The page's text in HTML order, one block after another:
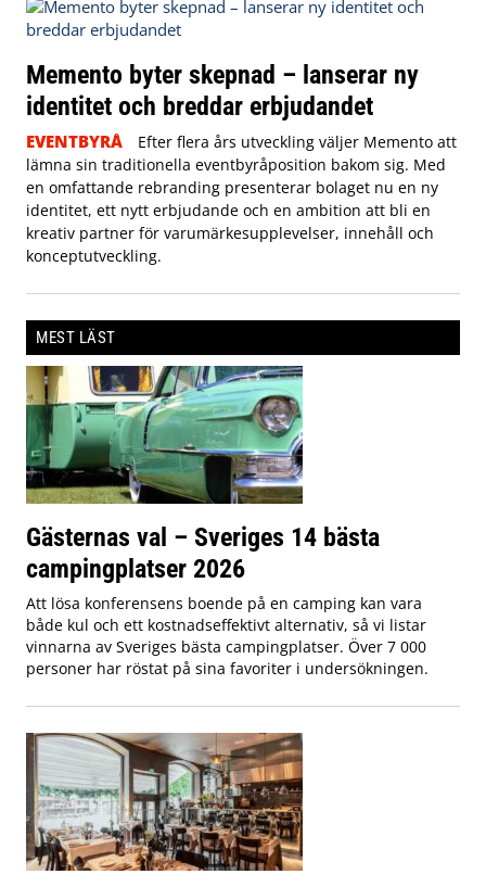
Memento byter skepnad – lanserar ny
identitet och breddar erbjudandet
EVENTBYRÅ
Efter flera års utveckling väljer Memento att
lämna sin traditionella eventbyråposition bakom sig. Med
en omfattande rebranding presenterar bolaget nu en ny
identitet, ett nytt erbjudande och en ambition att bli en
kreativ partner för varumärkesupplevelser, innehåll och
konceptutveckling.
MEST LÄST
Gästernas val – Sveriges 14 bästa
campingplatser 2026
Att lösa konferensens boende på en camping kan vara
både kul och ett kostnadseffektivt alternativ, så vi listar
vinnarna av Sveriges bästa campingplatser. Över 7 000
personer har röstat på sina favoriter i undersökningen.